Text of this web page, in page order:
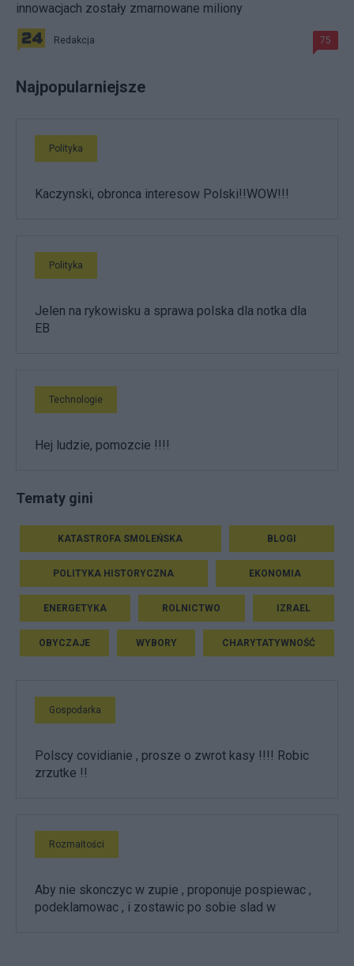
innowacjach zostały zmarnowane miliony
Redakcja 75
Najpopularniejsze
Polityka
Kaczynski, obronca interesow Polski!!WOW!!!
Polityka
Jelen na rykowisku a sprawa polska dla notka dla
EB
Technologie
Hej ludzie, pomozcie !!!!
Tematy gini
KATASTROFA SMOLEŃSKA BLOGI
POLITYKA HISTORYCZNA EKONOMIA
ENERGETYKA ROLNICTWO IZRAEL
OBYCZAJE WYBORY CHARYTATYWNOŚĆ
Gospodarka
Polscy covidianie , prosze o zwrot kasy !!!! Robic
zrzutke !!
Rozmaitości
Aby nie skonczyc w zupie , proponuje pospiewac ,
podeklamowac , i zostawic po sobie slad w